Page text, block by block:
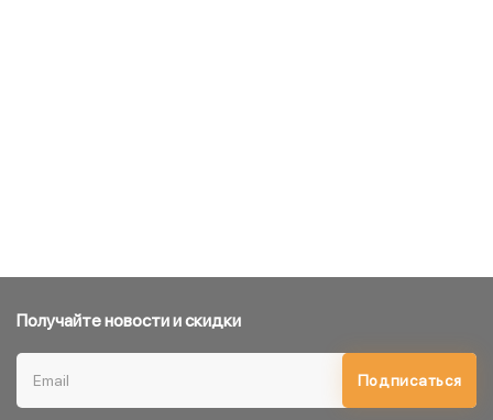
Получайте новости и скидки
Подписаться